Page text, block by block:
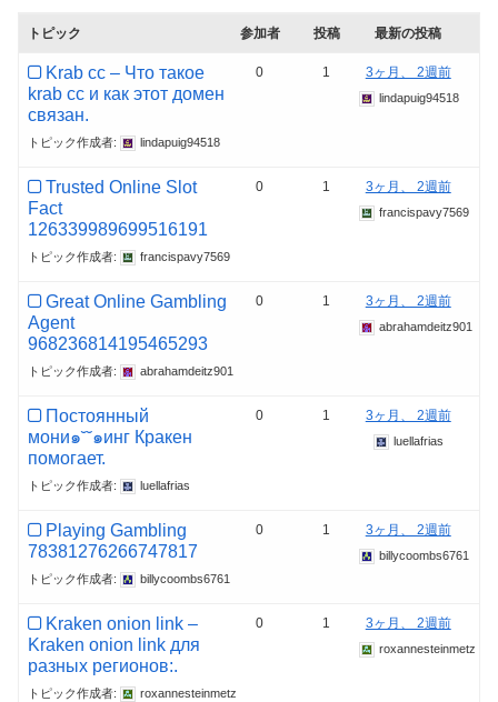
トピック 参加者 投稿 最新の投稿
Krab cc – Что такое
krab cc и как этот домен
связан.
トピック作成者: lindapuig94518
0 1 3ヶ月、 2週前
lindapuig94518
Trusted Online Slot
Fact
126339989699516191
トピック作成者: francispavy7569
0 1 3ヶ月、 2週前
francispavy7569
Great Online Gambling
Agent
968236814195465293
トピック作成者: abrahamdeitz901
0 1 3ヶ月、 2週前
abrahamdeitz901
Постоянный
мони๑˘˘๑инг Кракен
помогает.
トピック作成者: luellafrias
0 1 3ヶ月、 2週前
luellafrias
Playing Gambling
78381276266747817
トピック作成者: billycoombs6761
0 1 3ヶ月、 2週前
billycoombs6761
Kraken onion link –
Kraken onion link для
разных регионов:.
トピック作成者: roxannesteinmetz
0 1 3ヶ月、 2週前
roxannesteinmetz